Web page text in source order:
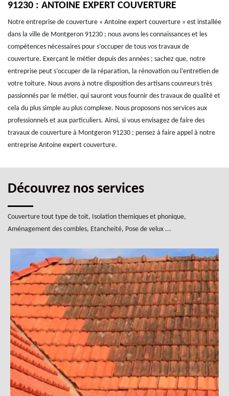
91230 : ANTOINE EXPERT COUVERTURE
Notre entreprise de couverture « Antoine expert couverture » est installée
dans la ville de Montgeron 91230 ; nous avons les connaissances et les
compétences nécessaires pour s’occuper de tous vos travaux de
couverture. Exerçant le métier depuis des années ; sachez que, notre
entreprise peut s’occuper de la réparation, la rénovation ou l’entretien de
votre toiture. Nous avons à notre disposition des artisans couvreurs très
passionnés par le métier, qui sauront vous fournir des travaux de qualité et
cela du plus simple au plus complexe. Nous proposons nos services aux
professionnels et aux particuliers. Ainsi, si vous envisagez de faire des
travaux de couverture à Montgeron 91230 ; pensez à faire appel à notre
entreprise Antoine expert couverture.
Découvrez nos services
Couverture tout type de toit, Isolation themiques et phonique,
Aménagement des combles, Etancheité, Pose de velux ...